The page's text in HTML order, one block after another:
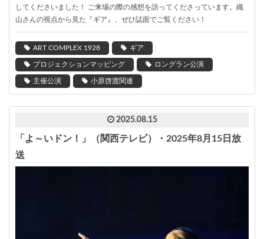
してくださいました！ ご来場の際の感想を語ってくださっています。織
山さんの視点から見た『ギア』、ぜひ誌面でご覧ください！
ART COMPLEX 1928 ギア
プロジェクションマッピング ロングラン公演
主催公演 小原啓渡関連
2025.08.15
「よ～いドン！」（関西テレビ）・2025年8月15日放
送